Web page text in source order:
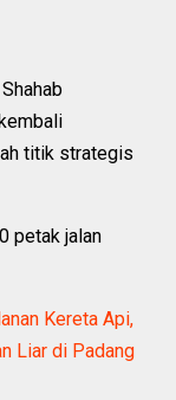
titik strategis
petak jalan
Kereta Api,
Liar di Padang